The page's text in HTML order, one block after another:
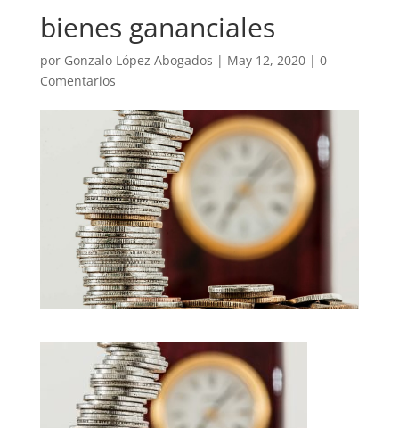
bienes gananciales
por Gonzalo López Abogados | May 12, 2020| 0
Comentarios